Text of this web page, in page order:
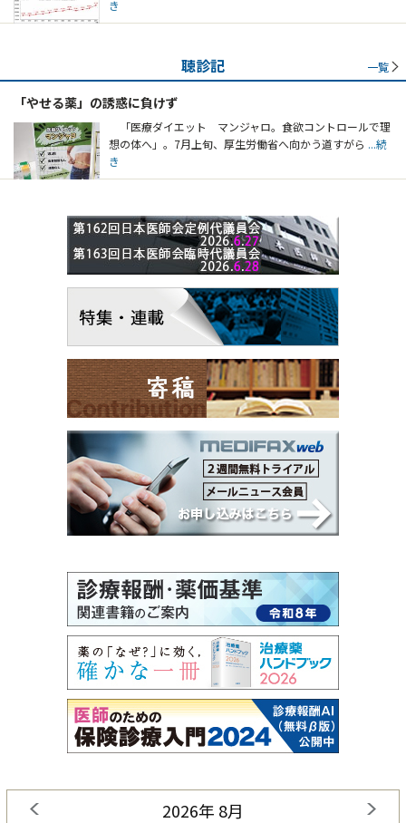
き
聴診記 一覧
「やせる薬」の誘惑に負けず
「医療ダイエット マンジャロ。食欲コントロールで理
想の体へ」。7月上旬、厚生労働省へ向かう道すがら ...続
き
2026年 8月